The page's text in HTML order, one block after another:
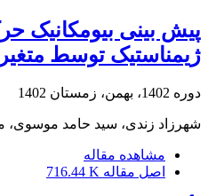
پیش بینی بیومکانیک
ژیمناستیک توسط
دوره 1402، بهمن، زمستان 1402
شهرزاد زندی، سید حامد موسوی،
مشاهده مقاله
اصل مقاله 716.44 K